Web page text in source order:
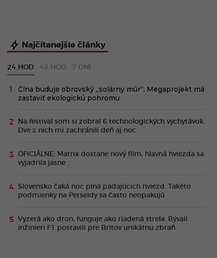
Najčítanejšie články
24 HOD 48 HOD 7 DNÍ
Čína buduje obrovský „solárny múr“. Megaprojekt má
zastaviť ekologickú pohromu
Na festival som si zobral 6 technologických vychytávok.
Dve z nich mi zachránili deň aj noc
OFICIÁLNE: Matrix dostane nový film, hlavná hviezda sa
vyjadrila jasne
Slovensko čaká noc plná padajúcich hviezd. Takéto
podmienky na Perseidy sa často neopakujú
Vyzerá ako dron, funguje ako riadená strela. Bývalí
inžinieri F1 postavili pre Britov unikátnu zbraň